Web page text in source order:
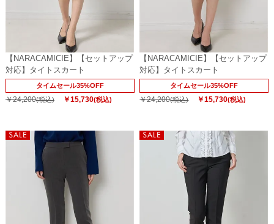
【NARACAMICIE】【セットアップ
対応】タイトスカート
タイムセール35%OFF
￥24,200(税込) ￥15,730(税込)
【NARACAMICIE】【セットアップ
対応】タイトスカート
タイムセール35%OFF
￥24,200(税込) ￥15,730(税込)